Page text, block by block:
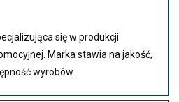
się w produkcji
Marka stawia na jakość,
wyrobów.